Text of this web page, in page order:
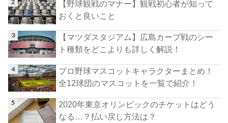
【野球観戦のマナー】観戦初心者が知って
おくと良いこと
【マツダスタジアム】広島カープ戦のシー
ト種類をどこよりも詳しく解説！
プロ野球マスコットキャラクターまとめ！
全12球団のマスコットを一覧で紹介！
2020年東京オリンピックのチケットはどう
なる…？払い戻し方法は？